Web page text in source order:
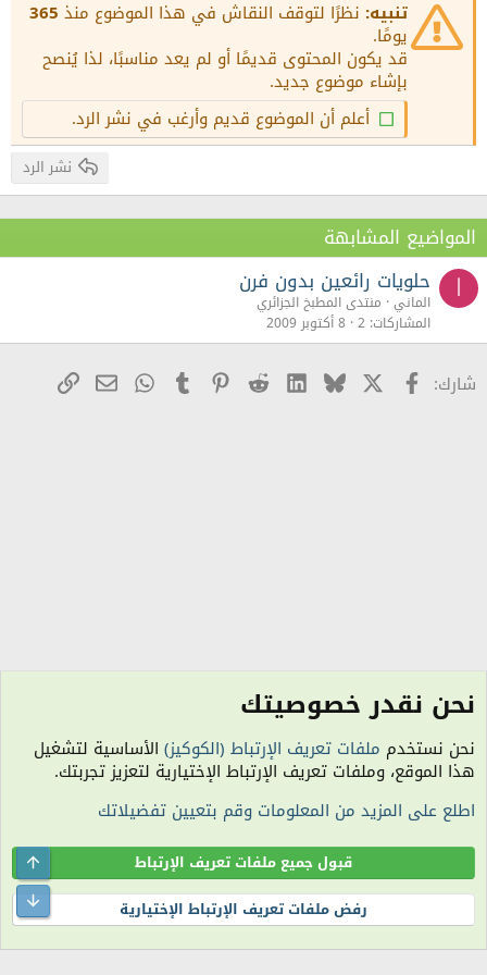
18
22
26
Times New Roman
Trebuchet MS
Verdana
Justify text
عنوان 3 تنبيه: نظرًا لتوقف النقاش في هذا الموضوع منذ 365
يومًا.
قد يكون المحتوى قديمًا أو لم يعد مناسبًا، لذا يُنصح
بإشاء موضوع جديد.
أعلم أن الموضوع قديم وأرغب في نشر الرد.
نشر الرد
المواضيع المشابهة
ا حلويات رائعين بدون فرن
الماني منتدى المطبخ الجزائري
المشاركات 2 8 أكتوبر 2009
شارك: Facebook
X
Bluesky
LinkedIn
Reddit
Pinterest
Tumblr
WhatsApp
البريدرابط
منتدى المطبخ الجزائري
الكوكيز
المنتدى غير مسؤول عن أي اتفاق تجاري أو تعاوني بين الأعضاء، فعلى كل شخص تحمل
مسئولية نفسه.
التعليقات المنشورة لا تعبر عن رأي منتدى اللمة الجزائرية ولا نتحمل أي مسؤولية حيال
ذلك (ويتحمل كاتبها مسؤولية النشر).
Community platform by XenForo® © 2010-2026 XenForo Ltd.
نحن نقدر خصوصيتك
نحن نستخدم ملفات تعريف الإرتباط (الكوكيز) الأساسية لتشغيل
هذا الموقع، وملفات تعريف الإرتباط الإختيارية لتعزيز تجربتك.
اطلع على المزيد من المعلومات وقم بتعيين تفضيلاتك
قبول جميع ملفات تعريف الإرتباط
رفض ملفات تعريف الإرتباط الإختيارية